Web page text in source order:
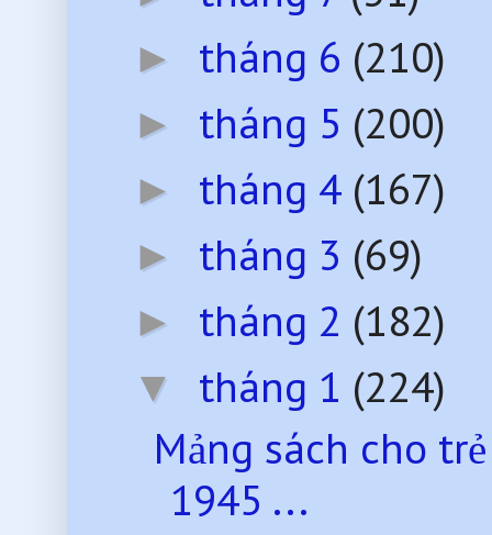
► tháng 6 (210)
► tháng 5 (200)
► tháng 4 (167)
► tháng 3 (69)
► tháng 2 (182)
▼ tháng 1 (224)
Mảng sách cho
1945 ...